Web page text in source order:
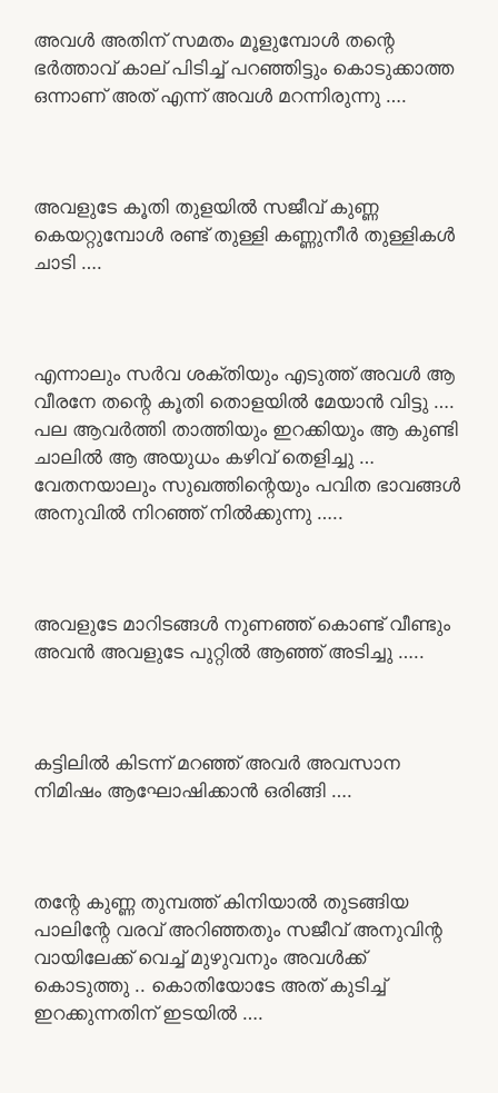
അവൾ അതിന് സമതം മൂളുമ്പോൾ തന്റെ
ഭർത്താവ് കാല് പിടിച്ച് പറഞ്ഞിട്ടും കൊടുക്കാത്ത
ഒന്നാണ് അത് എന്ന് അവൾ മറന്നിരുന്നു ….
അവളുടേ കൂതി തുളയിൽ സജീവ് കുണ്ണ
കെയറ്റുമ്പോൾ രണ്ട് തുള്ളി കണ്ണുനീർ തുള്ളികൾ
ചാടി ….
എന്നാലും സർവ ശക്തിയും എടുത്ത് അവൾ ആ
വീരനേ തന്റെ കൂതി തൊളയിൽ മേയാൻ വിട്ടു ….
പല ആവർത്തി താത്തിയും ഇറക്കിയും ആ കുണ്ടി
ചാലിൽ ആ അയുധം കഴിവ് തെളിച്ചു …
വേതനയാലും സുഖത്തിന്റെയും പവിത ഭാവങ്ങൾ
അനുവിൽ നിറഞ്ഞ് നിൽക്കുന്നു …..
അവളുടേ മാറിടങ്ങൾ നുണഞ്ഞ് കൊണ്ട് വീണ്ടും
അവൻ അവളുടേ പുറ്റിൽ ആഞ്ഞ് അടിച്ചു …..
കട്ടിലിൽ കിടന്ന് മറഞ്ഞ് അവർ അവസാന
നിമിഷം ആഘോഷിക്കാൻ ഒരിങ്ങി ….
തന്റേ കുണ്ണ തുമ്പത്ത് കിനിയാൽ തുടങ്ങിയ
പാലിന്റേ വരവ് അറിഞ്ഞതും സജീവ് അനുവിന്റ
വായിലേക്ക് വെച്ച് മുഴുവനും അവൾക്ക്
കൊടുത്തു .. കൊതിയോടേ അത് കുടിച്ച്
ഇറക്കുന്നതിന് ഇടയിൽ ….